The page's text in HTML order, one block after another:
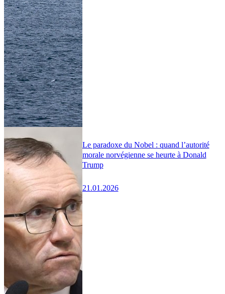
Le paradoxe du Nobel : quand l’autorité
morale norvégienne se heurte à Donald
Trump
21.01.2026